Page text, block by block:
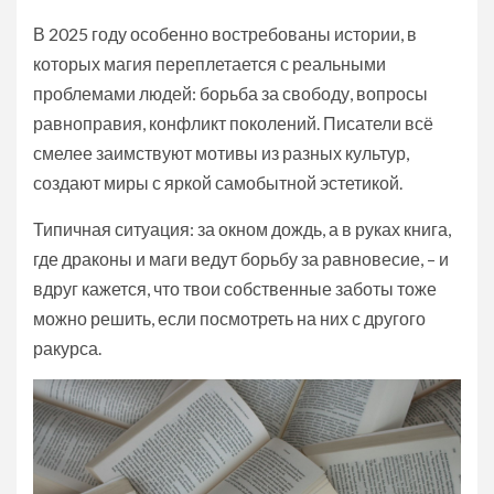
В 2025 году особенно востребованы истории, в
которых магия переплетается с реальными
проблемами людей: борьба за свободу, вопросы
равноправия, конфликт поколений. Писатели всё
смелее заимствуют мотивы из разных культур,
создают миры с яркой самобытной эстетикой.
Типичная ситуация: за окном дождь, а в руках книга,
где драконы и маги ведут борьбу за равновесие, – и
вдруг кажется, что твои собственные заботы тоже
можно решить, если посмотреть на них с другого
ракурса.